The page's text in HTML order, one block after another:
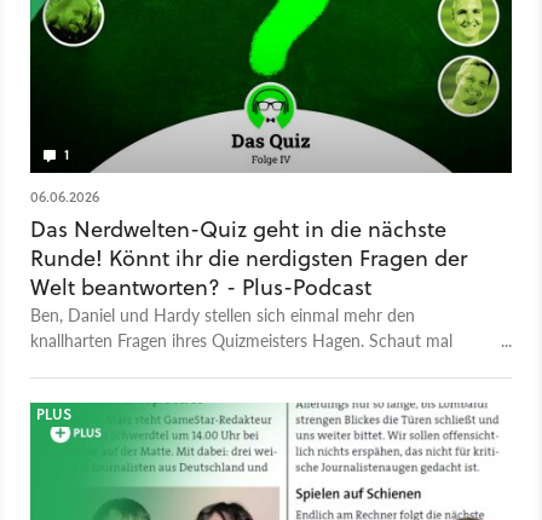
1
06.06.2026
Das Nerdwelten-Quiz geht in die nächste
Runde! Könnt ihr die nerdigsten Fragen der
Welt beantworten? - Plus-Podcast
Ben, Daniel und Hardy stellen sich einmal mehr den
knallharten Fragen ihres Quizmeisters Hagen. Schaut mal
PLUS